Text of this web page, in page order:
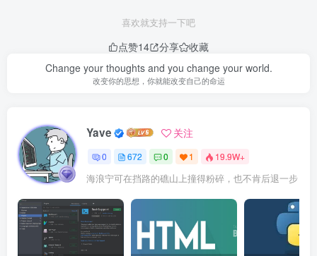
喜欢就支持一下吧
点赞14 分享
收藏
Change your thoughts and you change your world.
改变你的思想，你就能改变自己的命运
Yave 关注
0 672 0 1 19.9W+
海浪宁可在挡路的礁山上撞得粉碎，也不肯后退一步